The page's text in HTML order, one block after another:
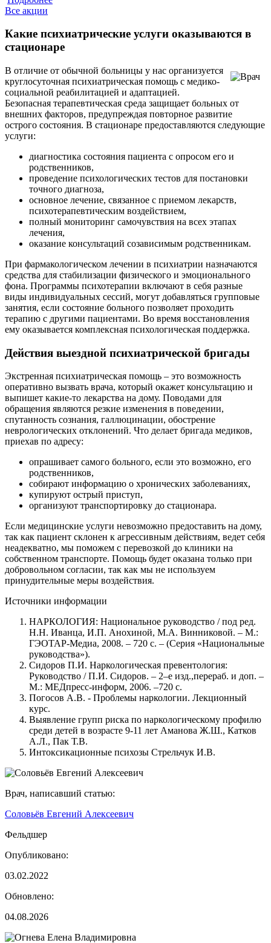
Все акции
Какие психиатрические услуги оказываются в
стационаре
В отличие от обычной больницы у нас организуется
круглосуточная психиатрическая помощь с медико-
социальной реабилитацией и адаптацией.
Безопасная терапевтическая среда защищает больных от
внешних факторов, предупреждая повторное развитие
острого состояния. В стационаре предоставляются следующие
услуги:
диагностика состояния пациента с опросом его и
родственников,
проведение психологических тестов для постановки
точного диагноза,
основное лечение, связанное с приемом лекарств,
психотерапевтическим воздействием,
полный мониторинг самочувствия на всех этапах
лечения,
оказание консультаций созависимым родственникам.
При фармакологическом лечении в психиатрии назначаются
средства для стабилизации физического и эмоционального
фона. Программы психотерапии включают в себя разные
виды индивидуальных сессий, могут добавляться групповые
занятия, если состояние больного позволяет проходить
терапию с другими пациентами. Во время восстановления
ему оказывается комплексная психологическая поддержка.
Действия выездной психиатрической бригады
Экстренная психиатрическая помощь – это возможность
оперативно вызвать врача, который окажет консультацию и
выпишет какие-то лекарства на дому. Поводами для
обращения являются резкие изменения в поведении,
спутанность сознания, галлюцинации, обострение
неврологических отклонений. Что делает бригада медиков,
приехав по адресу:
опрашивает самого больного, если это возможно, его
родственников,
собирают информацию о хронических заболеваниях,
купируют острый приступ,
организуют транспортировку до стационара.
Если медицинские услуги невозможно предоставить на дому,
так как пациент склонен к агрессивным действиям, ведет себя
неадекватно, мы поможем с перевозкой до клиники на
собственном транспорте. Помощь будет оказана только при
добровольном согласии, так как мы не используем
принудительные меры воздействия.
Источники информации
НАРКОЛОГИЯ: Национальное руководство / под ред.
Н.Н. Иванца, И.П. Анохиной, М.А. Винниковой. – М.:
ГЭОТАР-Медиа, 2008. – 720 с. – (Серия «Национальные
руководства»).
Сидоров П.И. Наркологическая превентология:
Руководство / П.И. Сидоров. – 2–е изд.,перераб. и доп. –
М.: МЕДпресс-информ, 2006. –720 с.
Погосов А.В. - Проблемы наркологии. Лекционный
курс.
Выявление групп риска по наркологическому профилю
среди детей в возрасте 9-11 лет Аманова Ж.Ш., Катков
А.Л., Пак Т.В.
Интоксикационные психозы Стрельчук И.В.
Врач, написавший статью:
Соловьёв Евгений Алексеевич
Фельдшер
Опубликовано:
03.02.2022
Обновлено:
04.08.2026